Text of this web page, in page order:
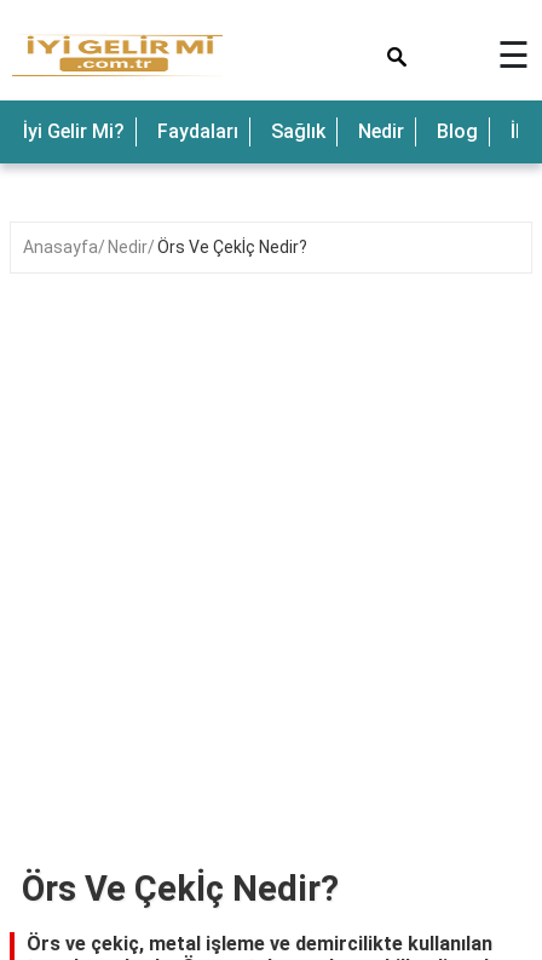
☰
İyi Gelir Mi? Faydaları Sağlık Nedir Blog
Anasayfa Nedir Örs Ve Çekİç Nedir?
Örs Ve Çekİç Nedir?
Örs ve çekiç, metal işleme ve demircilikte kullanılan